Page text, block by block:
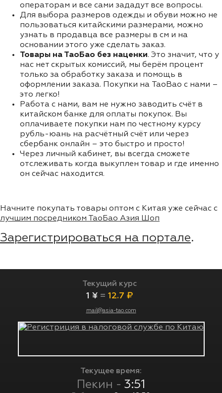
операторам и все сами зададут все вопросы.
Для выбора размеров одежды и обуви можно не
пользоваться китайскими размерами, можно
узнать в продавца все размеры в см и на
основании этого уже сделать заказ.
Товары на ТаоБао без наценки. Это значит, что у
нас нет скрытых комиссий, мы берём процент
только за обработку заказа и помощь в
оформлении заказа. Покупки на TaoBao с нами –
это легко!
Работа с нами, вам не нужно заводить счёт в
китайском банке для оплаты покупок. Вы
оплачиваете покупки нам по честному курсу
рубль-юань на расчётный счёт или через
сбербанк онлайн – это быстро и просто!
Через личный кабинет, вы всегда сможете
отслеживать когда выкуплен товар и где именно
он сейчас находится.
Начните покупать товары оптом с Китая уже сейчас с
лучшим посредником ТаоБао Азия Шоп
Зарегистрироваться на портале.
Текущий курс
1 ¥ = 12.7 ₽
mail@asia-tao.com
Текущее время:
Пекин - 3:51